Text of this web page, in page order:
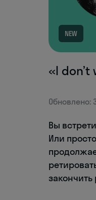
NEW
«I
Обновлено:
Вы
Или
закончить